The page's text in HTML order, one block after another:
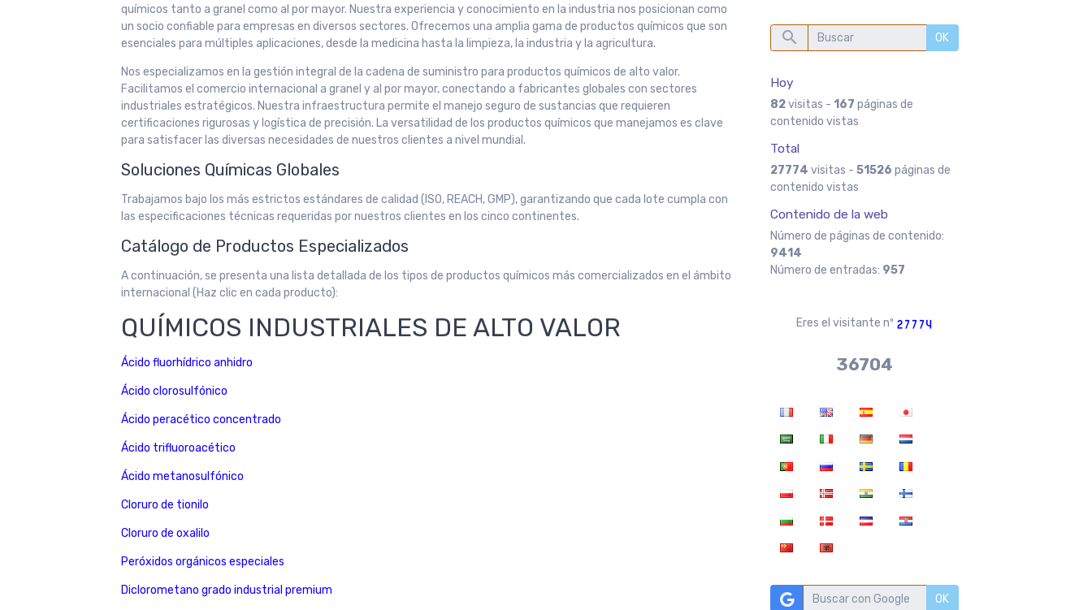
químicos tanto a granel como al por mayor. Nuestra experiencia y conocimiento en la industria nos posicionan como
un socio confiable para empresas en diversos sectores. Ofrecemos una amplia gama de productos químicos que son
esenciales para múltiples aplicaciones, desde la medicina hasta la limpieza, la industria y la agricultura.
Nos especializamos en la gestión integral de la cadena de suministro para productos químicos de alto valor.
Facilitamos el comercio internacional a granel y al por mayor, conectando a fabricantes globales con sectores
industriales estratégicos. Nuestra infraestructura permite el manejo seguro de sustancias que requieren
certificaciones rigurosas y logística de precisión. La versatilidad de los productos químicos que manejamos es clave
para satisfacer las diversas necesidades de nuestros clientes a nivel mundial.
Soluciones Químicas Globales
Trabajamos bajo los más estrictos estándares de calidad (ISO, REACH, GMP), garantizando que cada lote cumpla con
las especificaciones técnicas requeridas por nuestros clientes en los cinco continentes.
Catálogo de Productos Especializados
A continuación, se presenta una lista detallada de los tipos de productos químicos más comercializados en el ámbito
internacional (Haz clic en cada producto):
QUÍMICOS INDUSTRIALES DE ALTO VALOR
Ácido fluorhídrico anhidro
Ácido clorosulfónico
Ácido peracético concentrado
Ácido trifluoroacético
Ácido metanosulfónico
Cloruro de tionilo
Cloruro de oxalilo
Peróxidos orgánicos especiales
Diclorometano grado industrial premium
OK
Hoy
82visitas - 167 páginas de
contenido vistas
Total
27774 visitas -51526 páginas de
contenido vistas
Contenido de la web
Número de páginas de contenido:
9414
Número de entradas: 957
Eres el visitante nº
37970
OK